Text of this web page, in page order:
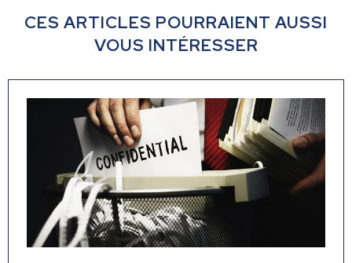
CES ARTICLES POURRAIENT AUSSI
VOUS INTÉRESSER